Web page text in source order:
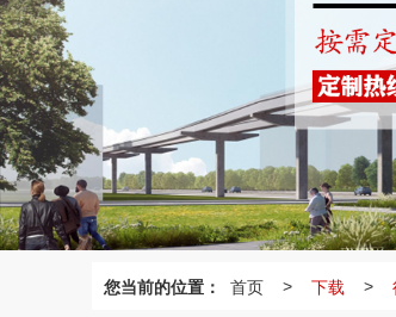
您当前的位置： 首页 > 下载 >